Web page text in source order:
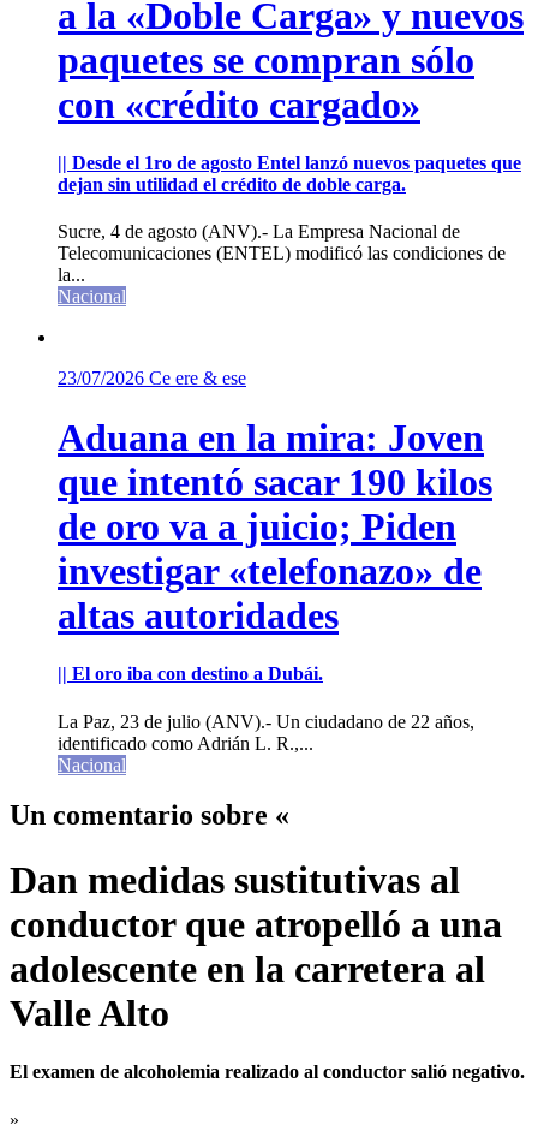
a la «Doble Carga» y nuevos
paquetes se compran sólo
con «crédito cargado»
|| Desde el 1ro de agosto Entel lanzó nuevos paquetes que
dejan sin utilidad el crédito de doble carga.
Sucre, 4 de agosto (ANV).- La Empresa Nacional de
Telecomunicaciones (ENTEL) modificó las condiciones de
la...
Nacional
23/07/2026 Ce ere & ese
Aduana en la mira: Joven
que intentó sacar 190 kilos
de oro va a juicio; Piden
investigar «telefonazo» de
altas autoridades
|| El oro iba con destino a Dubái.
La Paz, 23 de julio (ANV).- Un ciudadano de 22 años,
identificado como Adrián L. R.,...
Nacional
Un comentario sobre «
Dan medidas sustitutivas al
conductor que atropelló a una
adolescente en la carretera al
Valle Alto
El examen de alcoholemia realizado al conductor salió negativo.
»